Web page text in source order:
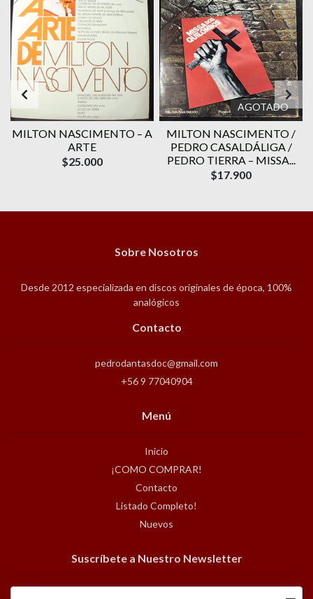
MILTON NASCIMENTO – A
ARTE
$25.000
AGOTADO
MILTON NASCIMENTO /
PEDRO CASALDÁLIGA /
PEDRO TIERRA – MISSA...
$17.900
Sobre Nosotros
Desde 2012 especializada en discos originales de época, 100%
analógicos
Contacto
pedrodantasdoc@gmail.com
+56 9 77040904
Menú
Inicio
¡COMO COMPRAR!
Contacto
Listado Completo!
Nuevos
Suscríbete a Nuestro Newsletter